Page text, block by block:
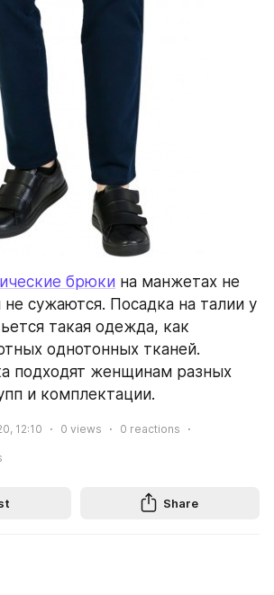
брюки на манжетах не
сужаются. Посадка на талии у
такая одежда, как
однотонных тканей.
подходят женщинам разных
и комплектации.
12:10 0 views 0 reactions
Share